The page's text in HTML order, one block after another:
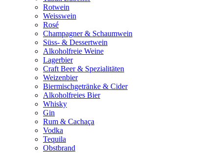
Rotwein
Weisswein
Rosé
Champagner & Schaumwein
Süss- & Dessertwein
Alkoholfreie Weine
Lagerbier
Craft Beer & Spezialitäten
Weizenbier
Biermischgetränke & Cider
Alkoholfreies Bier
Whisky
Gin
Rum & Cachaça
Vodka
Tequila
Obstbrand